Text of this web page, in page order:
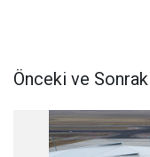
Önceki ve